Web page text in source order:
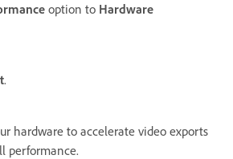
option to Hardware
.
hardware to accelerate video exports
performance.